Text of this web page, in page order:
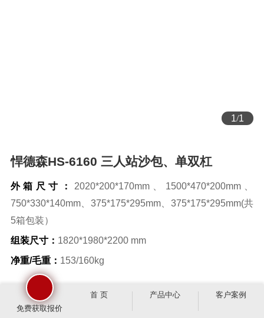
1/1
悍德森HS-6160 三人站沙包、单双杠
外箱尺寸： 2020*200*170mm、1500*470*200mm、
750*330*140mm、375*175*295mm、375*175*295mm(共
5箱包装）
组装尺寸： 1820*1980*2200 mm
净重/毛重： 153/160kg
免费获取报价
首 页 产品中心 客户案例